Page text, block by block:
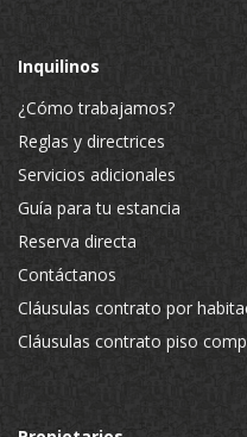
Inquilinos
¿Cómo trabajamos?
Reglas y directrices
Servicios adicionales
Guía para tu estancia
Reserva directa
Contáctanos
Cláusulas contrato por
Cláusulas contrato piso